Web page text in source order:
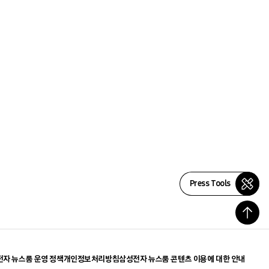
Press Tools
자 뉴스룸 운영 정책개인정보처리방침삼성전자 뉴스룸 콘텐츠 이용에 대한 안내